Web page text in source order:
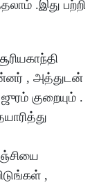
.இது பற்றி
, அத்துடன்
குறையும் .
,